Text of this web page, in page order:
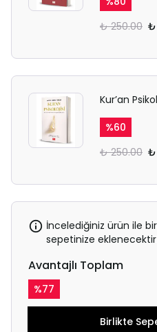
₺ 250.00 ₺
Kur’an
%60
₺ 250.00 ₺
İncelediğiniz ürün ile
sepetinize
Avantajlı Toplam
%77
Birlikte